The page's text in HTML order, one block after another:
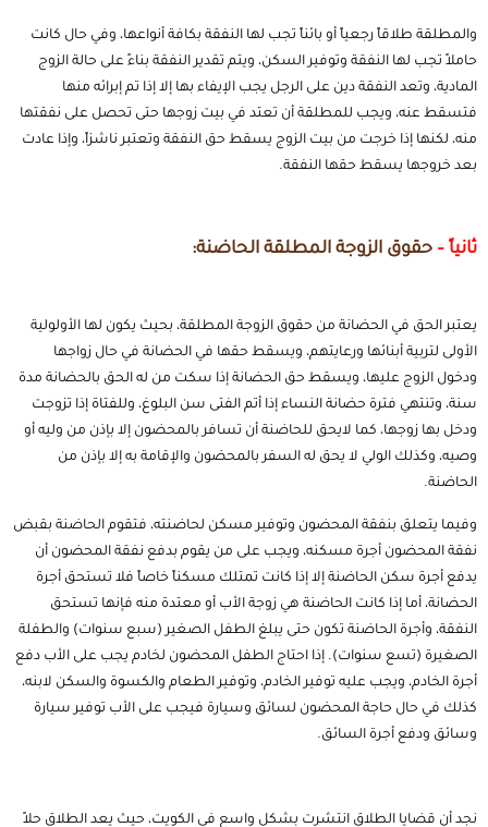
والمطلقة طلاقاً رجعياً أو بائناً تجب لها النفقة بكافة أنواعها، وفي حال كانت
حاملاً تجب لها النفقة وتوفير السكن، ويتم تقدير النفقة بناءً على حالة الزوج
المادية، وتعد النفقة دين على الرجل يجب الإيفاء بها إلا إذا تم إبرائه منها
فتسقط عنه، ويجب للمطلقة أن تعتد في بيت زوجها حتى تحصل على نفقتها
منه، لكنها إذا خرجت من بيت الزوج يسقط حق النفقة وتعتبر ناشزاً، وإذا عادت
بعد خروجها يسقط حقها النفقة.
ثانياً – حقوق الزوجة المطلقة الحاضنة:
يعتبر الحق في الحضانة من حقوق الزوجة المطلقة، بحيث يكون لها الأولولية
الأولى لتربية أبنائها ورعايتهم، ويسقط حقها في الحضانة في حال زواجها
ودخول الزوج عليها، ويسقط حق الحضانة إذا سكت من له الحق بالحضانة مدة
سنة، وتنتهي فترة حضانة النساء إذا أتم الفتى سن البلوغ، وللفتاة إذا تزوجت
ودخل بها زوجها، كما لايحق للحاضنة أن تسافر بالمحضون إلا بإذن من وليه أو
وصيه، وكذلك الولي لا يحق له السفر بالمحضون والإقامة به إلا بإذن من
الحاضنة.
وفيما يتعلق بنفقة المحضون وتوفير مسكن لحاضنته، فتقوم الحاضنة بقبض
نفقة المحضون أجرة مسكنه، ويجب على من يقوم بدفع نفقة المحضون أن
يدفع أجرة سكن الحاضنة إلا إذا كانت تمتلك مسكناً خاصاً فلا تستحق أجرة
الحضانة، أما إذا كانت الحاضنة هي زوجة الأب أو معتدة منه فإنها تستحق
النفقة، وأجرة الحاضنة تكون حتى يبلغ الطفل الصغير (سبع سنوات) والطفلة
الصغيرة (تسع سنوات). إذا احتاج الطفل المحضون لخادم يجب على الأب دفع
أجرة الخادم، ويجب عليه توفير الخادم، وتوفير الطعام والكسوة والسكن لابنه،
كذلك في حال حاجة المحضون لسائق وسيارة فيجب على الأب توفير سيارة
وسائق ودفع أجرة السائق.
نجد أن قضايا الطلاق انتشرت بشكل واسع في الكويت، حيث يعد الطلاق حلاً